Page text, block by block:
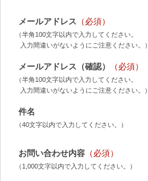
メールアドレス （必須）
（半角100文字以内で入力してください。
入力間違いがないようにご注意ください。）
メールアドレス（確認） （必須）
（半角100文字以内で入力してください。
入力間違いがないようにご注意ください。）
件名
（40文字以内で入力してください。）
お問い合わせ内容 （必須）
（1,000文字以内で入力してください。）